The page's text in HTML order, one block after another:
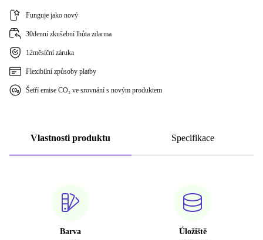
Funguje jako nový
30denní zkušební lhůta zdarma
12měsíční záruka
Flexibilní způsoby platby
Šetří emise CO₂ ve srovnání s novým produktem
Vlastnosti produktu Specifikace
Barva
Úložiště